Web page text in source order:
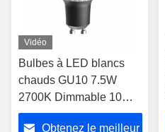
Vidéo
Bulbes à LED blancs
chauds GU10 7.5W
2700K Dimmable 10
degrés Angle de rayon
Obtenez le meilleur